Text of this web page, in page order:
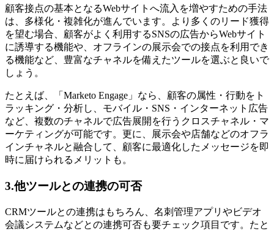
顧客接点の基本となるWebサイトへ流入を増やすための手法
は、多様化・複雑化が進んでいます。より多くのリード獲得
を望む場合、顧客がよく利用するSNSの広告からWebサイト
に誘導する機能や、オフラインの展示会での接点を利用でき
る機能など、豊富なチャネルを備えたツールを選ぶと良いで
しょう。
たとえば、「Marketo Engage」なら、顧客の属性・行動をト
ラッキング・分析し、モバイル・SNS・インターネット広告
など、複数のチャネルで広告展開を行うクロスチャネル・マ
ーケティングが可能です。更に、展示会や店舗などのオフラ
インチャネルと融合して、顧客に最適化したメッセージを即
時に届けられるメリットも。
3.他ツールとの連携の可否
CRMツールとの連携はもちろん、名刺管理アプリやビデオ
会議システムなどとの連携可否も要チェック項目です。たと